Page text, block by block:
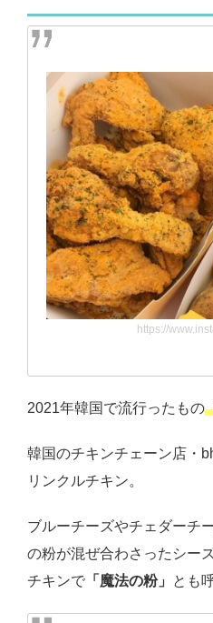
https://
2021年韓国で流行ったもの
韓国のチキンチェーン店・
リンクルチキン。
ブルーチーズやチェダーチ
の粉が混ぜ合わさったシー
チキンで 「魔法の粉」 とも